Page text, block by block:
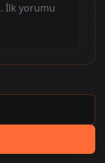
İlk yorumu